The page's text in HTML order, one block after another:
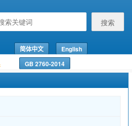
搜索
简体中文
English
GB 2760-2014